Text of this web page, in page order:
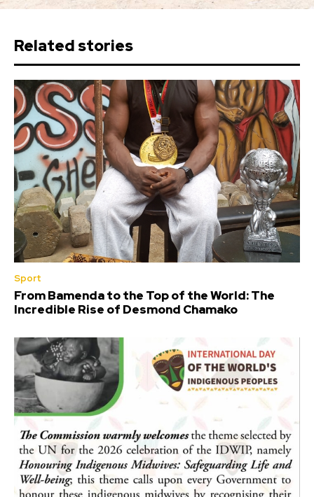
Related stories
Sport
From Bamenda to the Top of the World: The
Incredible Rise of Desmond Chamako